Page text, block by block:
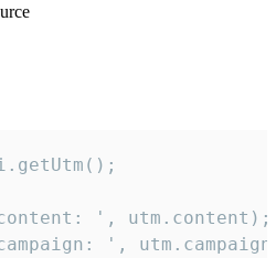
', utm.content);
',